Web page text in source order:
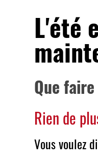
L'été
Que
Rien de
Vous voulez